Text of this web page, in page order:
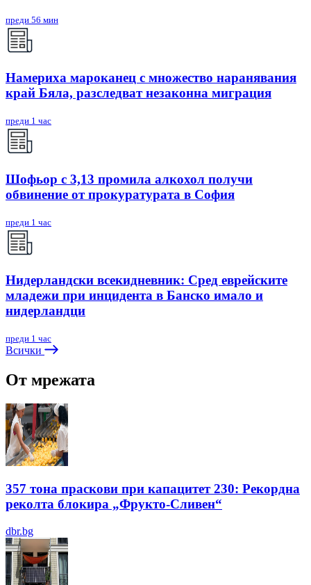
преди 56 мин
Намериха мароканец с множество наранявания
край Бяла, разследват незаконна миграция
преди 1 час
Шофьор с 3,13 промила алкохол получи
обвинение от прокуратурата в София
преди 1 час
Нидерландски всекидневник: Сред еврейските
младежи при инцидента в Банско имало и
нидерландци
преди 1 час
Всички
От мрежата
357 тона праскови при капацитет 230: Рекордна
реколта блокира „Фрукто-Сливен“
dbr.bg